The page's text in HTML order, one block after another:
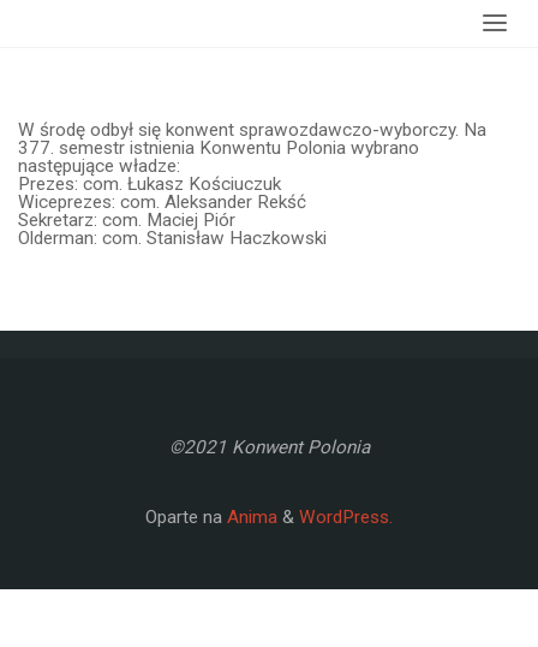
W środę odbył się konwent sprawozdawczo-wyborczy. Na
377. semestr istnienia Konwentu Polonia wybrano
następujące władze:
Prezes: com. Łukasz Kościuczuk
Wiceprezes: com. Aleksander Rekść
Sekretarz: com. Maciej Piór
Olderman: com. Stanisław Haczkowski
©2021 Konwent Polonia
Oparte na Anima & WordPress.